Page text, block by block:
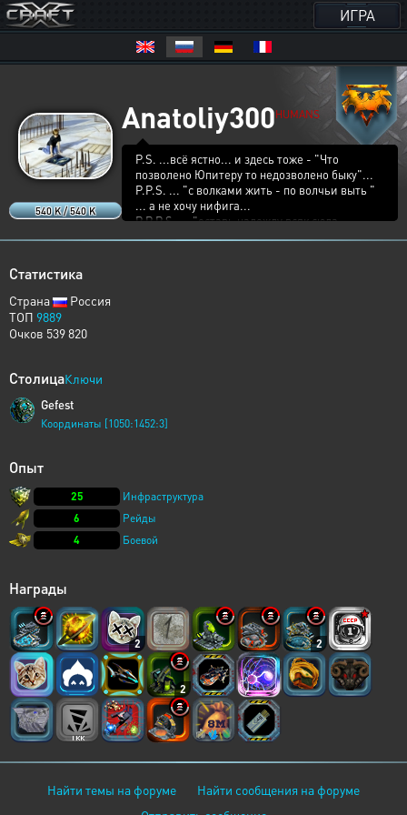
ИГРА
540 K / 540 K
Anatoliy300HUMANS
P.S. ...всё ястно... и здесь тоже - "Что
позволено Юпитеру то недозволено быку"...
P.P.S. ... "с волками жить - по волчьи выть "
... а не хочу нифига...
P.P.P.S. ... "оставь надежду всяк сюда
входящий" ... или будь счастлив в своём
Статистика
Страна
Россия
ТОП 9889
Очков 539 820
СтолицаКлючи
Gefest
Координаты [1050:1452:3]
Опыт
25
Инфраструктура
6
Рейды
4
Боевой
Награды
2 2
2
Найти темы на форуме
Найти сообщения на форуме